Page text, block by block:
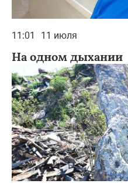
11:01 11 июля
На одном дыхании